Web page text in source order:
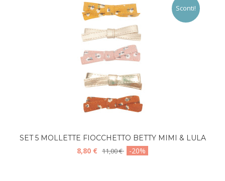
Sconti!
SET 5 MOLLETTE FIOCCHETTO BETTY MIMI & LULA
8,80 € 11,00 € -20%